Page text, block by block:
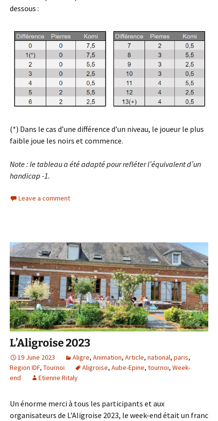
dessous :
(*) Dans le cas d’une différence d’un niveau, le joueur le plus
faible joue les noirs et commence.
Note : le tableau a été adapté pour refléter l’équivalent d’un
handicap -1.
Leave a comment
L’Aligroise 2023
19 June 2023 Aligre, Animation, Article, national, paris,
Region IDF, Tournoi Aligroise, Aube-Epine, tournoi, Week-
end
Etienne Ritaly
Un énorme merci à tous les participants et aux
organisateurs de L’Aligroise 2023, le week-end était un franc